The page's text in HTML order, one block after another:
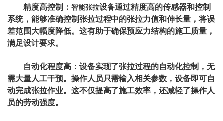
精度高控制： 智能张拉设备通过精度高的传感器和控制
系统，能够准确控制张拉过程中的张拉力值和伸长量，将误
差范围大幅度降低。这有助于确保预应力结构的施工质量，
满足设计要求。
自动化程度高：设备实现了张拉过程的自动化控制，无
需大量人工干预。操作人员只需输入相关参数，设备即可自
动完成张拉作业。这不仅提高了施工效率，还减轻了操作人
员的劳动强度。